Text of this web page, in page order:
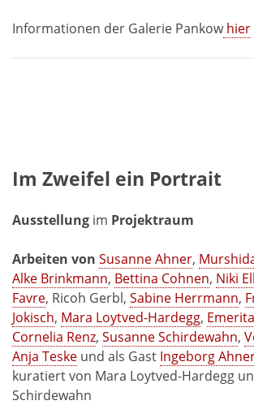
Informationen der Galerie Pankowhier
Im Zweifel ein Portrait
Ausstellung im Projektraum
Arbeiten von Susanne Ahner,
Alke Brinkmann, Bettina Cohnen, Niki
Favre, Ricoh Gerbl, Sabine Herrmann,
Jokisch, Mara Loytved-Hardegg,
Cornelia Renz, Susanne Schirdewahn,
Anja Teske und als Gast Ingeborg
kuratiert von Mara Loytved-Hardegg
Schirdewahn